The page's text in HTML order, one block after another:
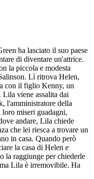
ha lasciato il suo paese
di diventare un'attrice.
la piccola e modesta
Lì ritrova Helen,
con il figlio Kenny, un
Lila viene assalita dai
l'amministratore della
miseri guadagni,
andare, Lila chiede
che lei riesca a trovare un
in casa. Quando però
la casa di Helen e
la raggiunge per chiederle
Lila è irremovibile. Ha